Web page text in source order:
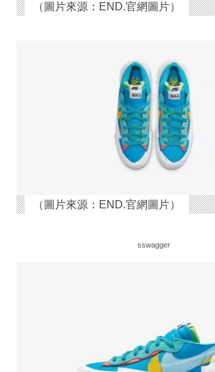
（圖片來源：END.官網圖片）
（圖片來源：END.官網圖片）
sswagger